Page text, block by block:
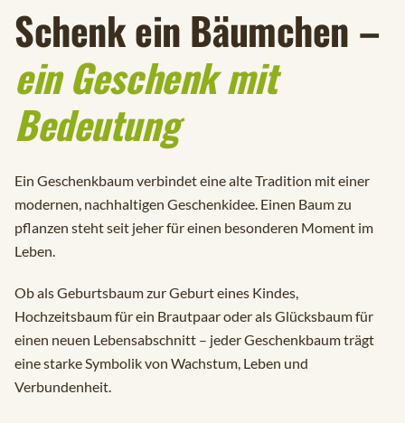
Schenk ein Bäumchen –
ein Geschenk mit
Bedeutung
Ein Geschenkbaum verbindet eine alte Tradition mit einer
modernen, nachhaltigen Geschenkidee. Einen Baum zu
pflanzen steht seit jeher für einen besonderen Moment im
Leben.
Ob alsGeburtsbaumzur Geburt eines Kindes,
Hochzeitsbaumfür ein Brautpaar oder alsGlücksbaumfür
einen neuen Lebensabschnitt – jeder Geschenkbaum trägt
eine starke Symbolik von Wachstum, Leben und
Verbundenheit.